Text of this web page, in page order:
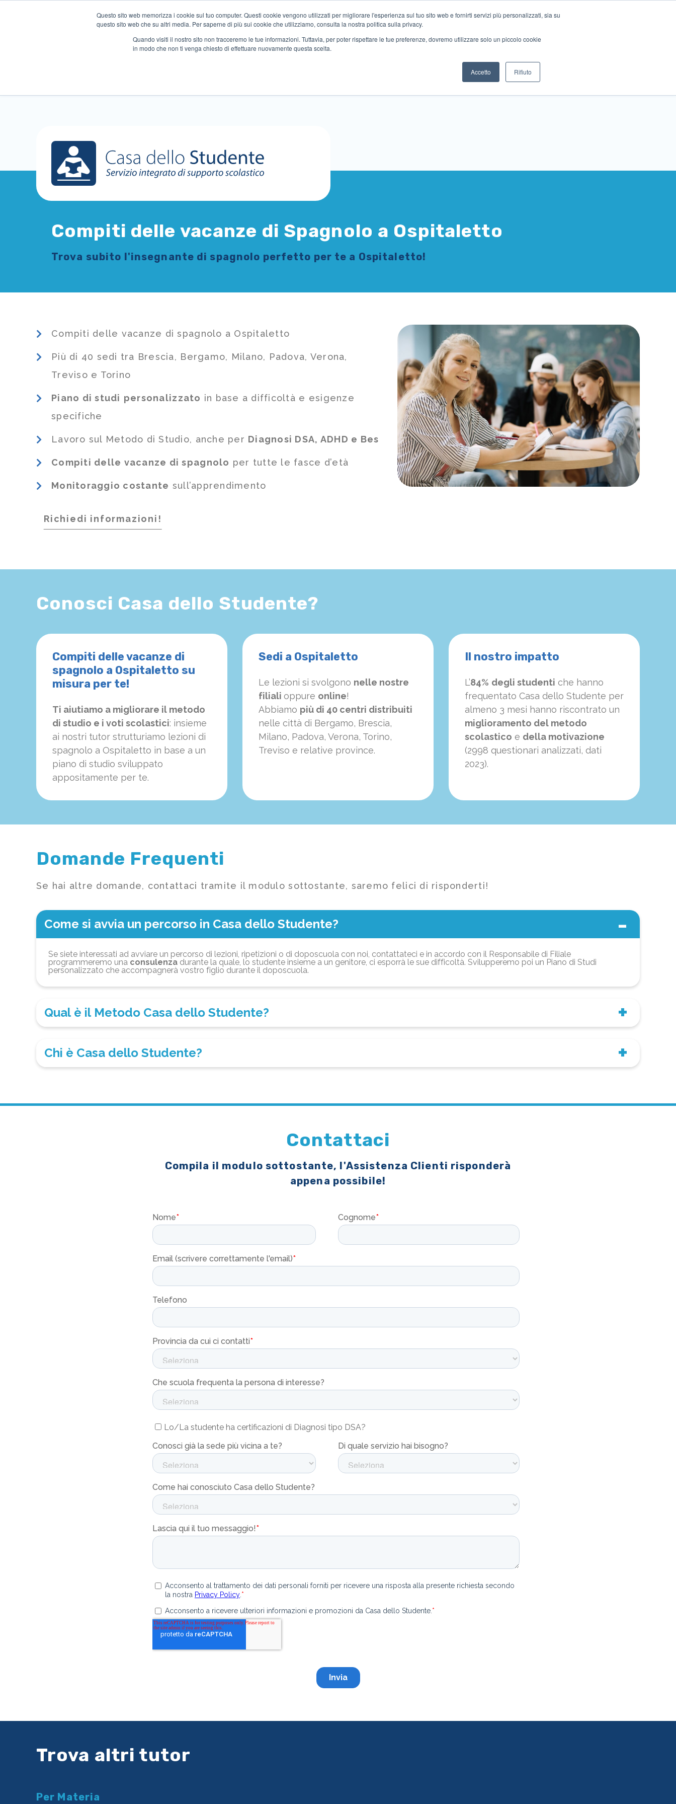
Questo sito web memorizza i cookie sul tuo computer. Questi cookie vengono utilizzati per migliorare l'esperienza sul tuo sito web e fornirti servizi più personalizzati, sia su
questo sito web che su altri media. Per saperne di più sui cookie che utilizziamo, consulta la nostra politica sulla privacy.
Quando visiti il ​​nostro sito non tracceremo le tue informazioni. Tuttavia, per poter rispettare le tue preferenze, dovremo utilizzare solo un piccolo cookie
in modo che non ti venga chiesto di effettuare nuovamente questa scelta.
Accetto Rifiuto
Compiti delle vacanze di Spagnolo a Ospitaletto
Trova subito l'insegnante di spagnolo perfetto per te a Ospitaletto!
Compiti delle vacanze di spagnolo a Ospitaletto
Più di 40 sedi tra Brescia, Bergamo, Milano, Padova, Verona,
Treviso e Torino
Piano di studi personalizzato in base a difficoltà e esigenze
specifiche
Lavoro sul Metodo di Studio, anche per Diagnosi DSA, ADHD e Bes
Compiti delle vacanze di spagnolo per tutte le fasce d’età
Monitoraggio costante sull’apprendimento
Richiedi informazioni!
Conosci Casa dello Studente?
Compiti delle vacanze di
spagnolo a Ospitaletto su
misura per te!
Ti aiutiamo a migliorare il metodo
di studio e i voti scolastici: insieme
ai nostri tutor strutturiamo lezioni di
spagnolo a Ospitaletto in base a un
piano di studio sviluppato
appositamente per te.
Sedi a Ospitaletto
Le lezioni si svolgono nelle nostre
filiali oppure online!
Abbiamo più di 40 centri distribuiti
nelle città di Bergamo, Brescia,
Milano, Padova, Verona, Torino,
Treviso e relative province.
Il nostro impatto
L’84% degli studenti che hanno
frequentato Casa dello Studente per
almeno 3 mesi hanno riscontrato un
miglioramento del metodo
scolastico e della motivazione
(2998 questionari analizzati, dati
2023).
Domande Frequenti
Se hai altre domande, contattaci tramite il modulo sottostante, saremo felici di risponderti!
Come si avvia un percorso in Casa dello Studente?
Se siete interessati ad avviare un percorso di lezioni, ripetizioni o di doposcuola con noi, contattateci e in accordo con il Responsabile di Filiale
programmeremo una consulenza durante la quale, lo studente insieme a un genitore, ci esporrà le sue difficoltà. Svilupperemo poi un Piano di Studi
personalizzato che accompagnerà vostro figlio durante il doposcuola.
Qual è il Metodo Casa dello Studente?
Chi è Casa dello Studente?
Contattaci
Compila il modulo sottostante, l'Assistenza Clienti risponderà
appena possibile!
Trova altri tutor
Per Materia